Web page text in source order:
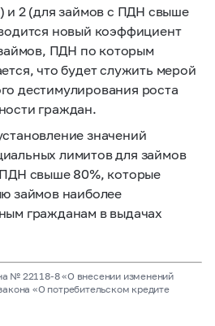
и 2 (для займов с ПДН свыше
новый коэффициент
ПДН по которым
что будет служить мерой
дестимулирования роста
граждан.
значений
лимитов для займов
свыше 80%, которые
займов наиболее
гражданам в выдачах
№ 22118-8«О внесении изменений
«О потребительском кредите